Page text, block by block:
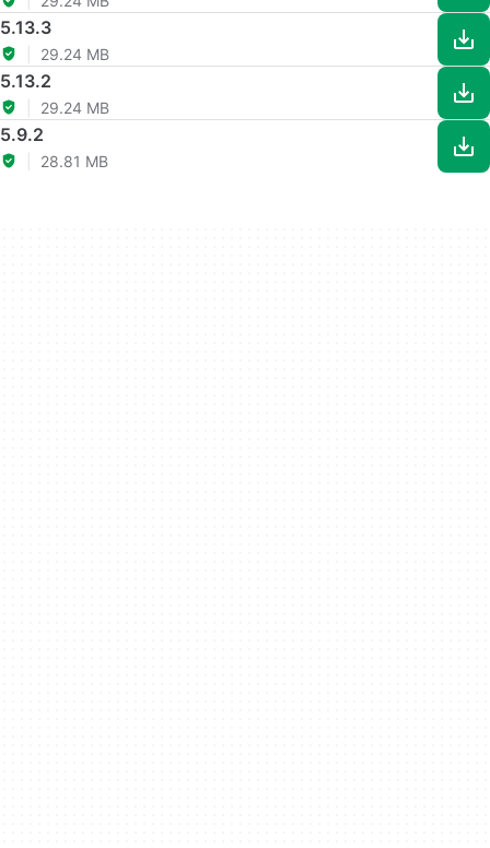
5.13.3
29.24 MB
5.13.2
29.24 MB
5.9.2
28.81 MB